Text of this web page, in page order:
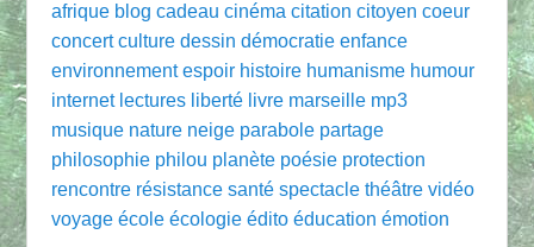
afrique blog cadeau cinéma citation citoyen coeur
concert culture dessin démocratie enfance
environnement espoir histoire humanisme humour
internet lectures liberté livre marseille mp3
musique nature neige parabole partage
philosophie philou planète poésie protection
rencontre résistance santé spectacle théâtre vidéo
voyage école écologie édito éducation émotion